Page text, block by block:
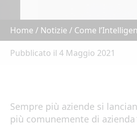
Home / Notizie / Come
Pubblicato il 4 Maggio 2021
Sempre più aziende si
più comunemente di azienda